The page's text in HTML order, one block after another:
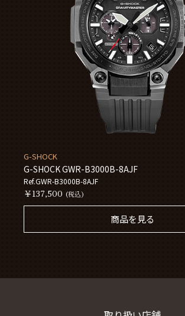
G-SHOCK
G-SHOCK GWR-B3000B-8AJF
Ref.GWR-B3000B-8AJF
￥137,500 (税込)
商品を見る